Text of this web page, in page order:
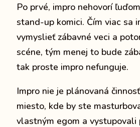
Po prvé, impro nehovorí
stand-up komici. Čím viac sa
vymyslieť zábavné veci a
scéne, tým menej to bude
tak proste impro nefunguje.
Impro nie je plánovaná
miesto, kde by ste
vlastným egom a